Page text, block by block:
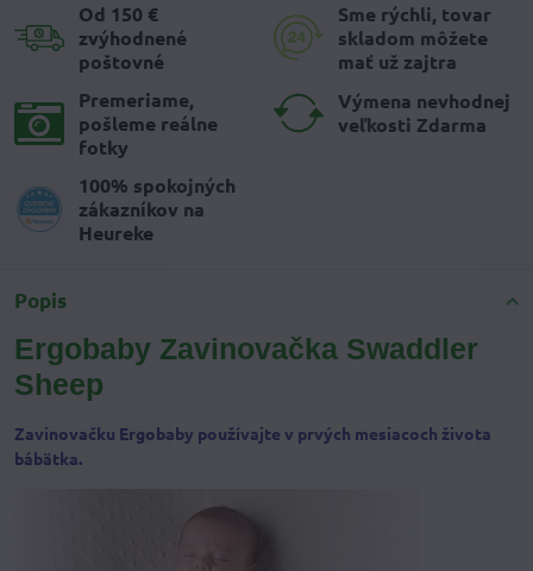
Od 150 €
zvýhodnené
poštovné
Sme rýchli, tovar
skladom môžete
mať už zajtra
Premeriame,
pošleme reálne
fotky
Výmena nevhodnej
veľkosti Zdarma
100% spokojných
zákazníkov na
Heureke
Popis
Ergobaby Zavinovačka Swaddler
Sheep
Zavinovačku Ergobaby používajte v prvých mesiacoch života
bábätka.